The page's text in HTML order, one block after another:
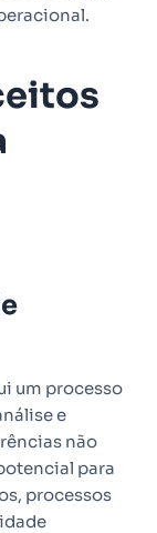
um processo
e
não
para
processos